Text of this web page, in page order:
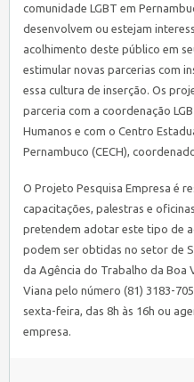
comunidade LGBT em
desenvolvem ou estejam
acolhimento deste público em
estimular novas parcerias com
essa cultura de inserção. Os
parceria com a coordenação
Humanos e com o Centro
Pernambuco (CECH),
O Projeto Pesquisa Empresa é
capacitações, palestras e
pretendem adotar este tipo de
podem ser obtidas no setor de
da Agência do Trabalho da Boa
Viana pelo número (81) 3183-
sexta-feira, das 8h às 16h ou
empresa.